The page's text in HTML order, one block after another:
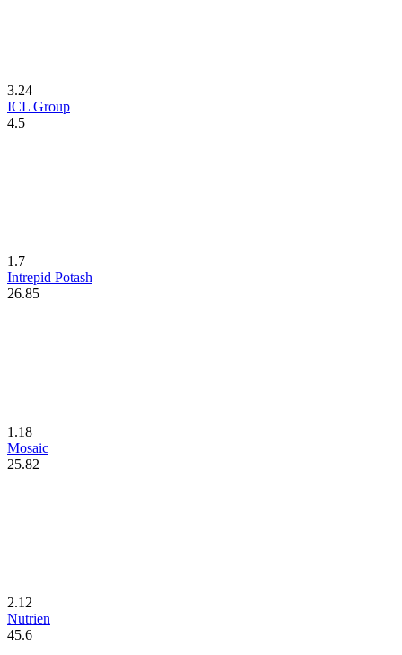
3.24
ICL Group
4.5
1.7
Intrepid Potash
26.85
1.18
Mosaic
25.82
2.12
Nutrien
45.6